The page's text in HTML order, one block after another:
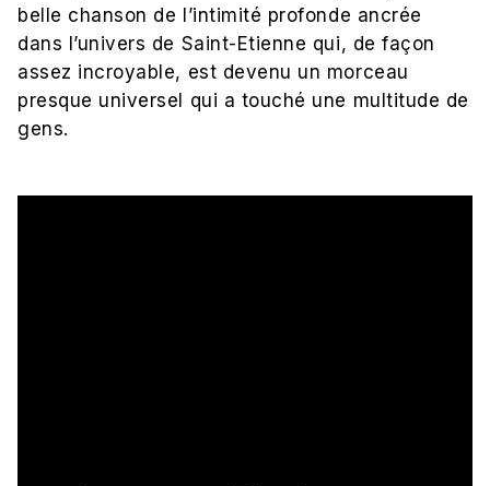
belle chanson de l’intimité profonde ancrée
dans l’univers de Saint-Etienne qui, de façon
assez incroyable, est devenu un morceau
presque universel qui a touché une multitude de
gens.